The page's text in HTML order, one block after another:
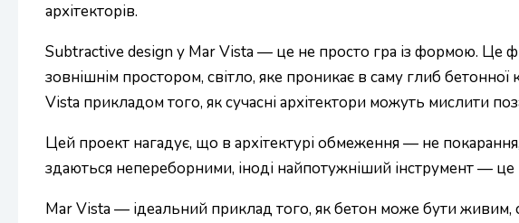
архітекторів.
Subtractive design у Mar Vista — це не просто гра із формою. Це
зовнішнім простором, світло, яке проникає в саму глиб
Vista прикладом того, як сучасні архітектори можуть мислити
Цей проект нагадує, що в архітектурі обмеження — не
здаються непереборними, іноді найпотужніший інструмент —
Mar Vista — ідеальний приклад того, як бетон може бути